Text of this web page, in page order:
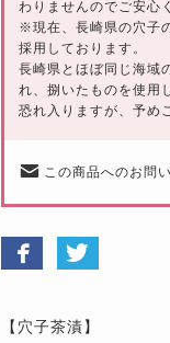
わりませんのでご安心
※現在、長崎県の穴子
採用しております。
長崎県とほぼ同じ海域
れ、捌いたものを使用
恐れ入りますが、予め
この商品へのお問
【穴子茶漬】